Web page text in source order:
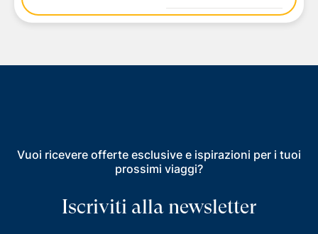
Vuoi ricevere offerte esclusive e ispirazioni per i tuoi
prossimi viaggi?
Iscriviti alla newsletter